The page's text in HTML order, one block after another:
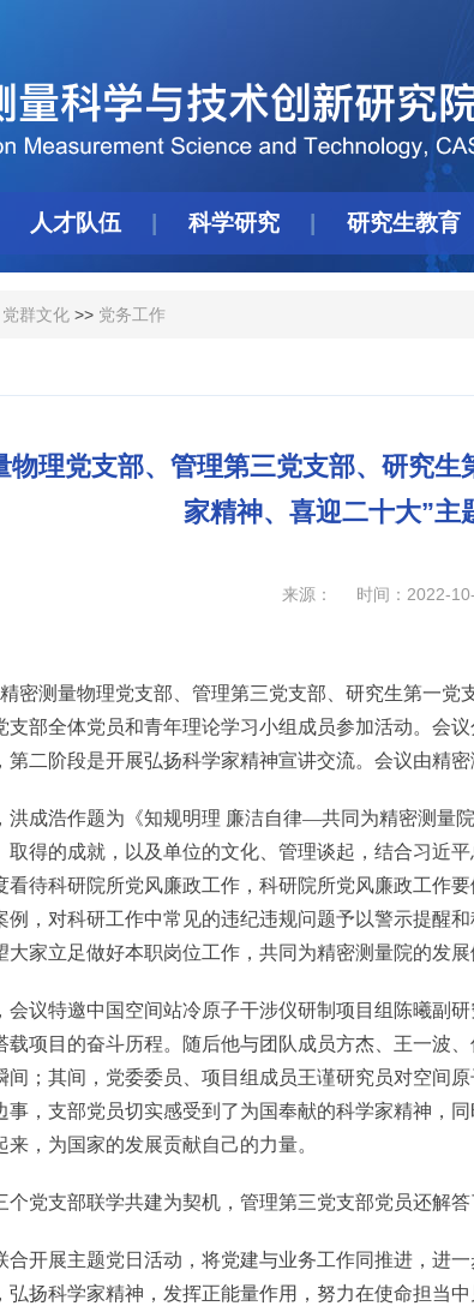
人才队伍 科学研究 研究生教育
党群文化 >> 党务工作
物理党支部、管理第三党支部、研究
家精神、喜迎二十大”主
来源： 时间：2022-
测量物理党支部、管理第三党支部、研究生第一党
支部全体党员和青年理论学习小组成员参加活动。会
第二阶段是开展弘扬科学家精神宣讲交流。会议由精密
浩作题为《知规明理 廉洁自律—共同为精密测量院
取得的成就，以及单位的文化、管理谈起，结合习近
看待科研院所党风廉政工作，科研院所党风廉政工作
例，对科研工作中常见的违纪违规问题予以警示提醒
大家立足做好本职岗位工作，共同为精密测量院的发展
特邀中国空间站冷原子干涉仪研制项目组陈曦副研
载项目的奋斗历程。随后他与团队成员方杰、王一波
间；其间，党委委员、项目组成员王谨研究员对空间
事，支部党员切实感受到了为国奉献的科学家精神，
来，为国家的发展贡献自己的力量。
支部联学共建为契机，管理第三党支部党员还解答
展主题党日活动，将党建与业务工作同推进，进一
弘扬科学家精神，发挥正能量作用，努力在使命担当中